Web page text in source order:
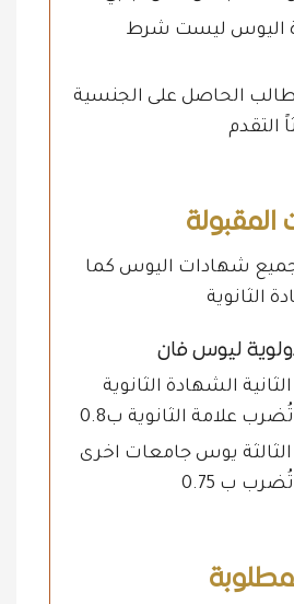
اليوس ليست شرط
الحاصل على الجنسية
التقدم
المقبولة
شهادات اليوس كما
الثانوية
ليوس فان
الشهادة الثانوية
علامة الثانوية ب0.8
الثالثة يوس جامعات اخرى
ب 0.75